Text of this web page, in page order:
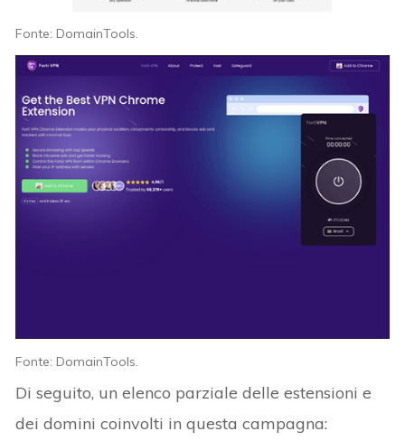
Fonte: DomainTools.
Fonte: DomainTools.
Di seguito, un elenco parziale delle estensioni e
dei domini coinvolti in questa campagna: